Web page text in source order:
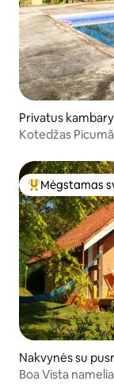
Privatus
Kotedžas Picumã
Svečių
Mėgstamas
Nakvynės su
o Sapucaí
Boa Vista